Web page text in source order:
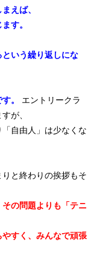
えば、
す。
いう繰り返しにな
。
エントリークラ
が、
自由人」は少なくな
と終わりの挨拶もそ
の問題よりも「テニ
すく、みんなで頑張